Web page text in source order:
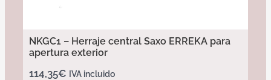
NKGC1 – Herraje central Saxo ERREKA para
apertura exterior
114,35€ IVA incluido